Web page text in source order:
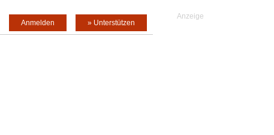
» Unterstützen
Anmelden